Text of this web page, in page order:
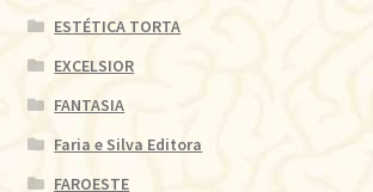
ESTÉTICA TORTA
EXCELSIOR
FANTASIA
Faria e Silva Editora
FAROESTE